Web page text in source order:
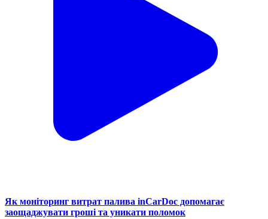
Як моніторинг витрат палива inCarDoc допомагає
заощаджувати гроші та уникати поломок